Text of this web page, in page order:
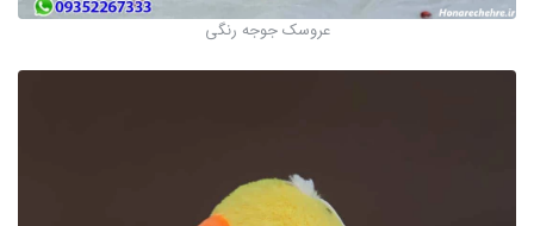
عروسک جوجه رنگی